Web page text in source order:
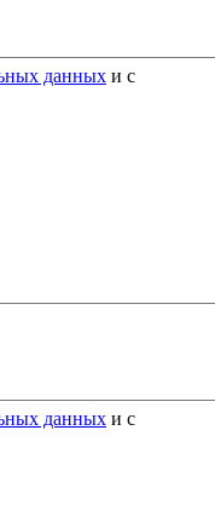
данных и с
данных и с